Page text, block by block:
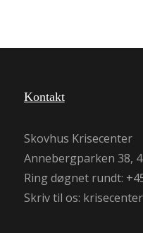
Kontakt
Skovhus Krisecenter
Annebergparken 38,
Ring døgnet rundt:
Skriv til os: